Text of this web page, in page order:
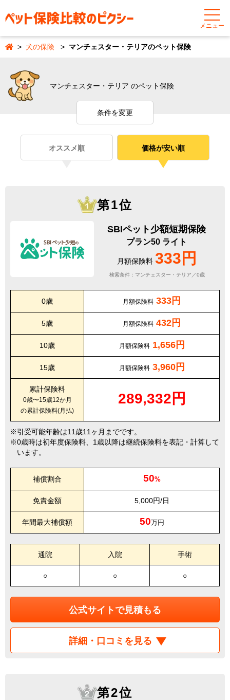
メニュー
犬の保険 マンチェスター・テリアのペット保険
マンチェスター・テリア のペット保険
条件を変更
オススメ順 価格が安い順
第1位
SBIペット少額短期保険
プラン50 ライト
月額保険料 333円
検索条件：マンチェスター・テリア／0歳
0歳 月額保険料 333円
5歳 月額保険料 432円
10歳 月額保険料 1,656円
15歳 月額保険料 3,960円
累計保険料
0歳〜15歳12か月
の累計保険料(月払)
289,332円
引受可能年齢は11歳11ヶ月までです。
0歳時は初年度保険料、1歳以降は継続保険料を表記・計算して
います。
補償割合 50%
免責金額 5,000円/日
年間最大補償額 50万円
通院 入院 手術
○ ○ ○
公式サイトで見積もる
詳細・口コミを見る
第2位